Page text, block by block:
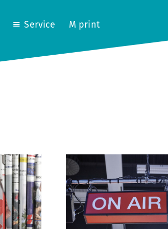
Service M print